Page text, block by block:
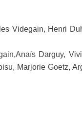
Videgain, Henri
Darguy,
Marjorie Goetz,